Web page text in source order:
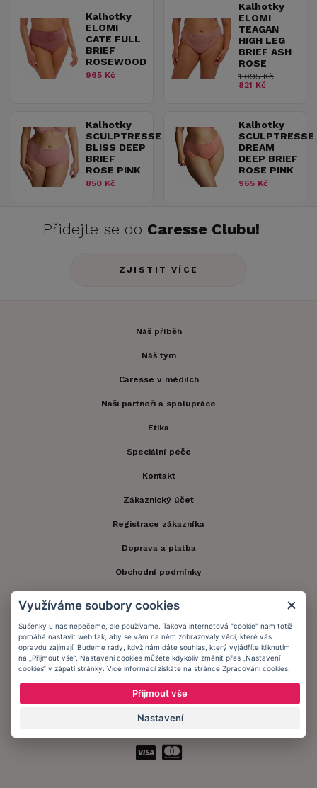
Kalhotky
ELOMI
CATE FULL
BRIEF
ROSEWOOD
965 Kč
Kalhotky
ELOMI
TEAGAN
HIGH LEG
BRIEF ASH
ROSE
1 095 Kč
821 Kč
Kalhotky
SCULPTRESSE
BLISS DEEP
BRIEF
ROSE PINK
850 Kč
Kalhotky
SCULPTRESSE
DREAM
DEEP BRIEF
ROSE PINK
965 Kč
Přidejte se do Caresse Clubu!
ZJISTIT VÍCE
Náš příběh
Náš tým
Caresse v médiích
Naši partneři a spolupráce
Etika
Speciální péče
Kontakt
Zákaznický účet
Registrace zákazníka
Doprava a platba
Obchodní podmínky
Zůstaňte s námi v kontaktu.
Využíváme soubory cookies
Sušenky u nás nepečeme, ale používáme. Taková internetová "cookie" nám totiž
pomáhá nastavit web tak, aby se vám na něm zobrazovaly věci, které vás
opravdu zajímají. Budeme rády, když nám dáte souhlas, který vyjádříte kliknutím
na „Přijmout vše“. Nastavení cookies můžete kdykoliv změnit přes „Nastavení
cookies“ v zápatí stránky. Více informací získáte na stránce Zpracování cookies
Přijmout vše
Nastavení